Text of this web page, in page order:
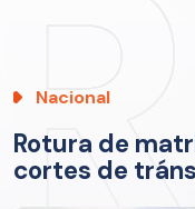
Nacional
Rotura de
cortes de